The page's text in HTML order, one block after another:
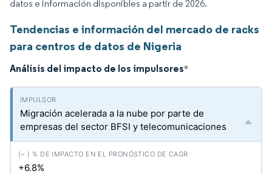
datos e información disponibles a partir de 2026.
Tendencias e información del mercado de racks
para centros de datos de Nigeria
Análisis del impacto de los impulsores*
Migración acelerada a la nube por parte de
empresas del sector BFSI y telecomunicaciones
+6.8%